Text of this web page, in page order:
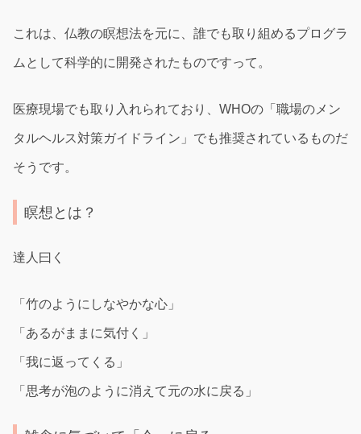
これは、仏教の瞑想法を元に、誰でも取り組めるプログラ
ムとして科学的に開発されたものですって。
医療現場でも取り入れられており、WHOの「職場のメン
タルヘルス対策ガイドライン」でも推奨されているものだ
そうです。
瞑想とは？
達人曰く
「竹のようにしなやかな心」
「あるがままに気付く」
「我に返ってくる」
「思考が泡のように消えて元の水に戻る」